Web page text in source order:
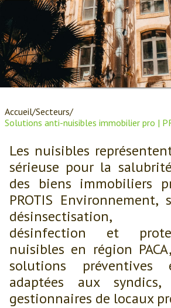
Accueil Secteurs
Solutions anti-nuisibles immobilier pro |
Les nuisibles
sérieuse pour la
des biens immobiliers
PROTIS Environnement,
désinsectisation,
désinfection et
nuisibles en région
solutions préventives
adaptées aux
gestionnaires de locaux